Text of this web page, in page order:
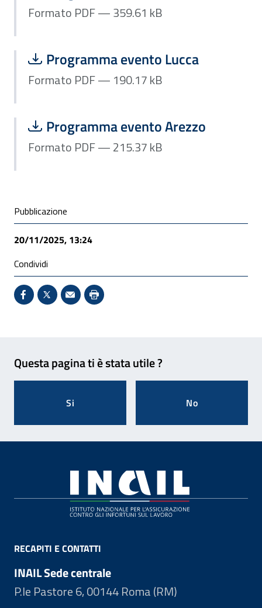
Formato PDF — 359.61 kB
Scarica file:
Programma evento Lucca
Formato PDF — Dimensione 190.17 kB
Formato PDF — 190.17 kB
Scarica file:
Programma evento Arezzo
Formato PDF — Dimensione 215.37 kB
Formato PDF — 215.37 kB
Condivisione social
Pubblicazione
20/11/2025, 13:24
Condividi
Condividi su Facebook - Sito esterno - Apertura in
X - Sito esterno - Apertura in nuova finestra
Invio Mail: apre il programma di posta
Stampa pagina: scelta meno
Questa pagina ti è stata utile ?
Si No
RECAPITI E CONTATTI
INAIL Sede centrale
P.le Pastore 6, 00144 Roma (RM)